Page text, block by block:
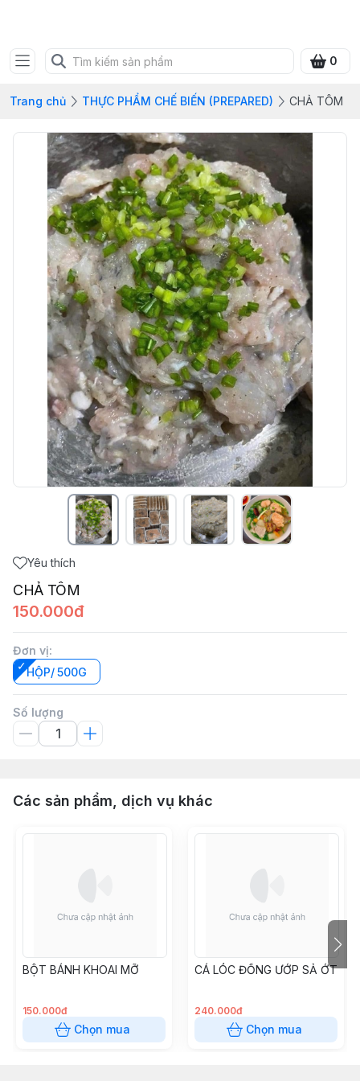
0
Trang chủ THỰC PHẨM CHẾ BIẾN (PREPARED) CHẢ TÔM
Yêu thích
CHẢ TÔM
150.000đ
Đơn vị:
HỘP/ 500G
Số lượng
Các sản phẩm, dịch vụ khác
BỘT BÁNH KHOAI MỠ
150.000đ
Chọn mua
CÁ LÓC ĐỒNG ƯỚP SẢ ỚT
240.000đ
Chọn mua